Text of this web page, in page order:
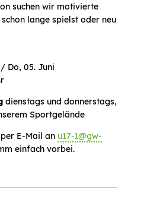
suchen wir motivierte
lange spielst oder neu
Do, 05. Juni
dienstags und donnerstags,
Sportgelände
E-Mail an u17-1@gw-
einfach vorbei.